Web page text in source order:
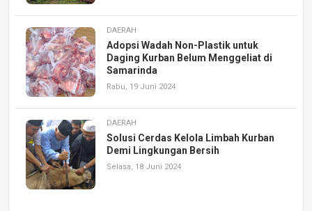
DAERAH
Adopsi Wadah Non-Plastik untuk
Daging Kurban Belum Menggeliat di
Samarinda
Rabu, 19 Juni 2024
DAERAH
Solusi Cerdas Kelola Limbah Kurban
Demi Lingkungan Bersih
Selasa, 18 Juni 2024